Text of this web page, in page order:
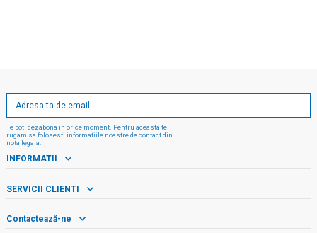
Te poti dezabona in orice moment. Pentru aceasta te
rugam sa folosesti informatiile noastre de contact din
nota legala.
INFORMATII
SERVICII CLIENTI
Contactează-ne